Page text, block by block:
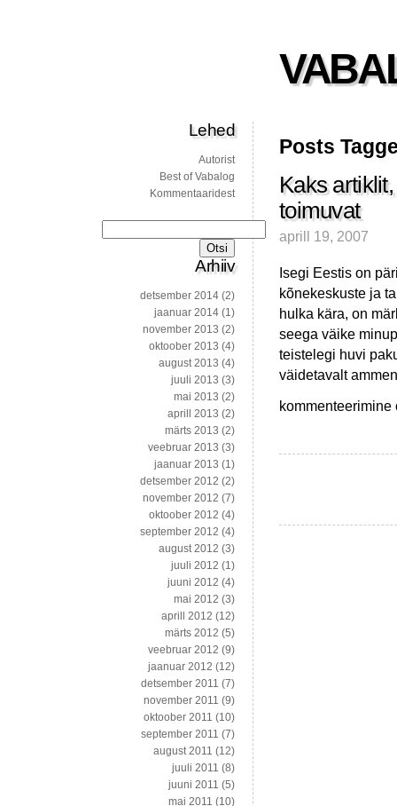
Posts
Kaks
toimuvat
aprill 19, 2007
Isegi Eestis on
kõnekeskuste ja
hulka kära, on
seega väike
teistelegi huvi
väidetavalt
Kaks
valgustavad
Lehed
Autorist
Best of Vabalog
Kommentaaridest
Arhiiv
detsember 2014 (2)
jaanuar 2014 (1)
november 2013 (2)
oktoober 2013 (4)
august 2013 (4)
juuli 2013 (3)
mai 2013 (2)
aprill 2013 (2)
märts 2013 (2)
veebruar 2013 (3)
jaanuar 2013 (1)
detsember 2012 (2)
november 2012 (7)
oktoober 2012 (4)
september 2012 (4)
august 2012 (3)
juuli 2012 (1)
juuni 2012 (4)
mai 2012 (3)
aprill 2012 (12)
märts 2012 (5)
veebruar 2012 (9)
jaanuar 2012 (12)
detsember 2011 (7)
november 2011 (9)
oktoober 2011 (10)
september 2011 (7)
august 2011 (12)
juuli 2011 (8)
juuni 2011 (5)
mai 2011 (10)